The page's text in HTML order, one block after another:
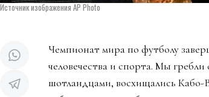
Источник изображения AP Photo
Чемпионат мира по футболу
человечества и спорта. Мы
шотландцами, восхищались Кабо-